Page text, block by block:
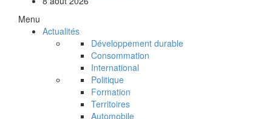
Menu
Actualités
Développement durable
Consommation
International
Politique
Formation
Territoires
Automobile